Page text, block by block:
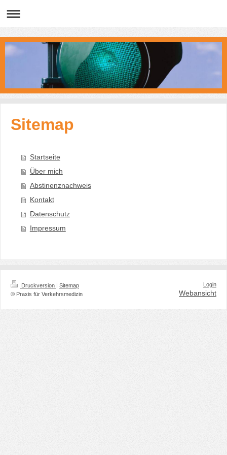
Sitemap
Startseite
Über mich
Abstinenznachweis
Kontakt
Datenschutz
Impressum
Druckversion | Sitemap
© Praxis für Verkehrsmedizin
Login
Webansicht